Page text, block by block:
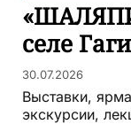
селе
30.07.2026
Выставки,
экскурсии,